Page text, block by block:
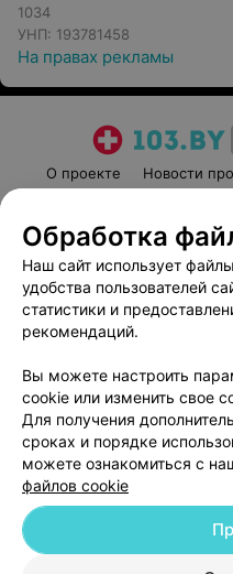
1034
УНП: 193781458
На правах рекламы
О проекте Новости
Пользовательское
Вакансии
Написать
Обработка
© 2026 ООО «Артокс Лаб», УНП
Обработка
Наш сайт использует
удобства пользователей
статистики и
рекомендаций.
Вы можете настроить
cookie или изменить свое
Для получения
сроках и порядке
можете ознакомиться с
файлов cookie